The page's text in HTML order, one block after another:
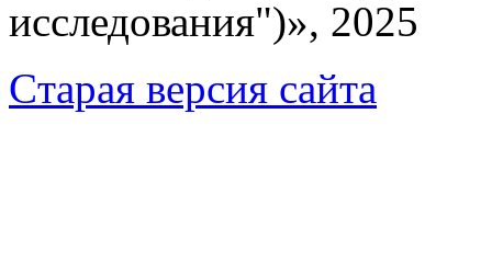
исследования")», 2025
Cтарая версия сайта